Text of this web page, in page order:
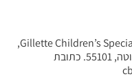
דוקטור שנטל ס. בורקיט, Gillette Children’s Specialty Healthcare,
רחוב University Ave E, 200, פאול, מינסוטה, 55101. כתובת